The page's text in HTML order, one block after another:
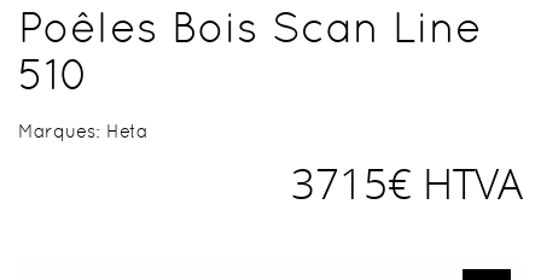
Poêles Bois Scan Line
510
Marques: Heta
3715€ HTVA